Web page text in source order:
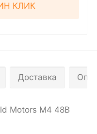
КЛИК
Доставка
Motors М4 48В